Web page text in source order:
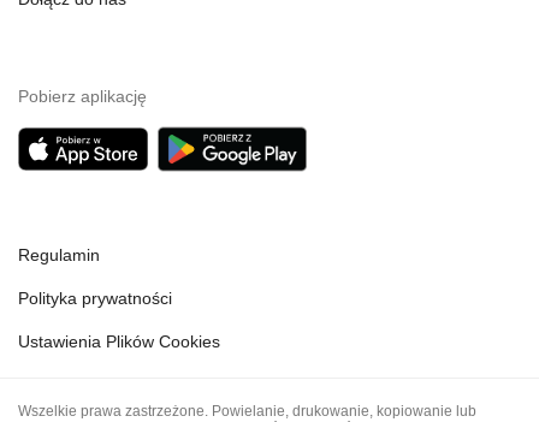
Pobierz aplikację
Regulamin
Polityka prywatności
Ustawienia Plików Cookies
Wszelkie prawa zastrzeżone. Powielanie, drukowanie, kopiowanie lub